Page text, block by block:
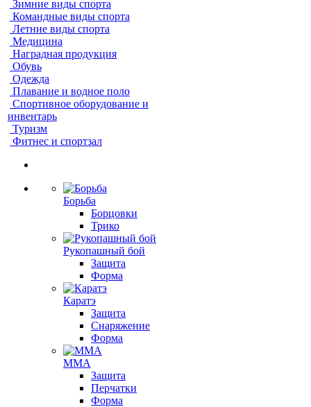
Зимние виды спорта
Командные виды спорта
Летние виды спорта
Медицина
Наградная продукция
Обувь
Одежда
Плавание и водное поло
Спортивное оборудование и
инвентарь
Туризм
Фитнес и спортзал
Борьба
Борцовки
Трико
Рукопашный бой
Защита
Форма
Каратэ
Защита
Снаряжение
Форма
ММА
Защита
Перчатки
Форма